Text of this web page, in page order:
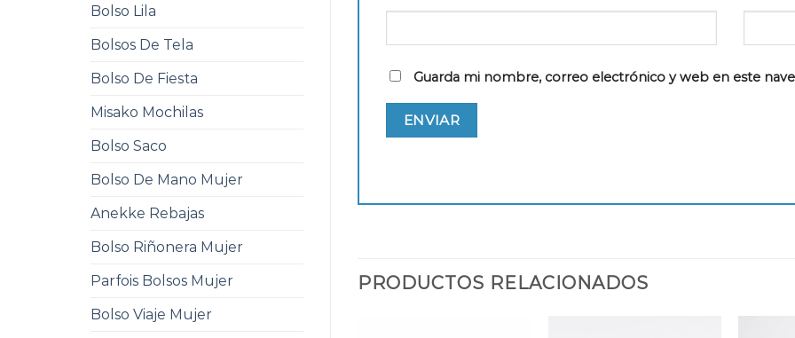
Bolso Lila
Bolsos De Tela
Bolso De Fiesta
Misako Mochilas
Bolso Saco
Bolso De Mano Mujer
Anekke Rebajas
Bolso Riñonera Mujer
Parfois Bolsos Mujer
Bolso Viaje Mujer
Guarda mi nombre, correo electrónico y web en este
PRODUCTOS RELACIONADOS